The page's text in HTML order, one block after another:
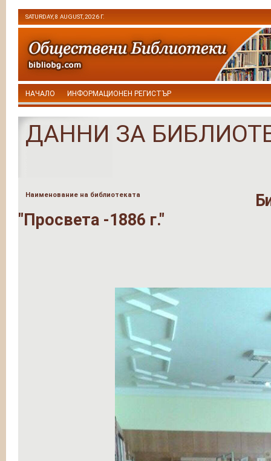
SATURDAY, 8 AUGUST, 2026 Г.
НАЧАЛО ИНФОРМАЦИОНЕН РЕГИСТЪР
ДАННИ ЗА
Наименование на библиотеката
"Просвета -1886 г."